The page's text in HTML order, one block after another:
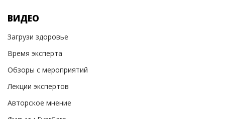
ВИДЕО
Загрузи здоровье
Время эксперта
Обзоры с мероприятий
Лекции экспертов
Авторское мнение